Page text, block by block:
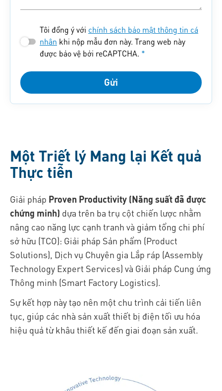
Tôi đồng ý với chính sách bảo mật thông tin cá
nhân khi nộp mẫu đơn này. Trang web này
được bảo vệ bởi reCAPTCHA. *
Gửi
Một Triết lý Mang lại Kết quả
Thực tiễn
Giải pháp Proven Productivity (Năng suất đã được
chứng minh) dựa trên ba trụ cột chiến lược nhằm
nâng cao năng lực cạnh tranh và giảm tổng chi phí
sở hữu (TCO): Giải pháp Sản phẩm (Product
Solutions), Dịch vụ Chuyên gia Lắp ráp (Assembly
Technology Expert Services) và Giải pháp Cung ứng
Thông minh (Smart Factory Logistics).
Sự kết hợp này tạo nên một chu trình cải tiến liên
tục, giúp các nhà sản xuất thiết bị điện tối ưu hóa
hiệu quả từ khâu thiết kế đến giai đoạn sản xuất.